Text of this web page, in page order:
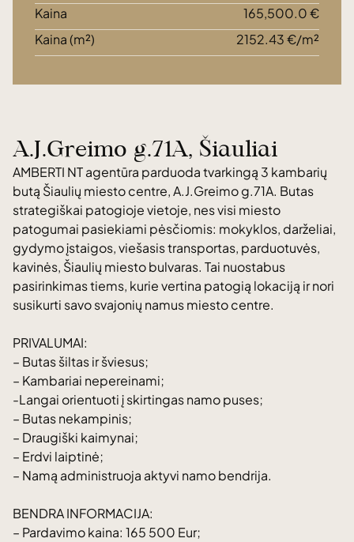
Kaina
165,500.0 €
Kaina (m²)
2152.43 €/m²
A.J.Greimo g.71A, Šiauliai
AMBERTI NT agentūra parduoda tvarkingą 3 kambarių
butą Šiaulių miesto centre, A.J.Greimo g.71A. Butas
strategiškai patogioje vietoje, nes visi miesto
patogumai pasiekiami pėsčiomis: mokyklos, darželiai,
gydymo įstaigos, viešasis transportas, parduotuvės,
kavinės, Šiaulių miesto bulvaras. Tai nuostabus
pasirinkimas tiems, kurie vertina patogią lokaciją ir nori
susikurti savo svajonių namus miesto centre.
PRIVALUMAI:
– Butas šiltas ir šviesus;
– Kambariai nepereinami;
-Langai orientuoti į skirtingas namo puses;
– Butas nekampinis;
– Draugiški kaimynai;
– Erdvi laiptinė;
– Namą administruoja aktyvi namo bendrija.
BENDRA INFORMACIJA:
– Pardavimo kaina: 165 500 Eur;